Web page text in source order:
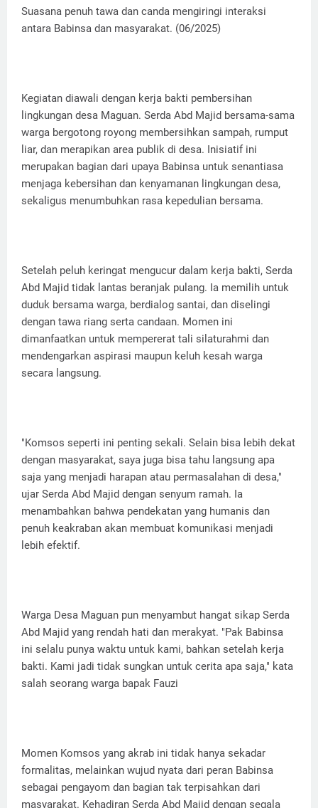
Suasana penuh tawa dan canda mengiringi interaksi
antara Babinsa dan masyarakat. (06/2025)
Kegiatan diawali dengan kerja bakti pembersihan
lingkungan desa Maguan. Serda Abd Majid bersama-sama
warga bergotong royong membersihkan sampah, rumput
liar, dan merapikan area publik di desa. Inisiatif ini
merupakan bagian dari upaya Babinsa untuk senantiasa
menjaga kebersihan dan kenyamanan lingkungan desa,
sekaligus menumbuhkan rasa kepedulian bersama.
Setelah peluh keringat mengucur dalam kerja bakti, Serda
Abd Majid tidak lantas beranjak pulang. Ia memilih untuk
duduk bersama warga, berdialog santai, dan diselingi
dengan tawa riang serta candaan. Momen ini
dimanfaatkan untuk mempererat tali silaturahmi dan
mendengarkan aspirasi maupun keluh kesah warga
secara langsung.
"Komsos seperti ini penting sekali. Selain bisa lebih dekat
dengan masyarakat, saya juga bisa tahu langsung apa
saja yang menjadi harapan atau permasalahan di desa,"
ujar Serda Abd Majid dengan senyum ramah. Ia
menambahkan bahwa pendekatan yang humanis dan
penuh keakraban akan membuat komunikasi menjadi
lebih efektif.
Warga Desa Maguan pun menyambut hangat sikap Serda
Abd Majid yang rendah hati dan merakyat. "Pak Babinsa
ini selalu punya waktu untuk kami, bahkan setelah kerja
bakti. Kami jadi tidak sungkan untuk cerita apa saja," kata
salah seorang warga bapak Fauzi
Momen Komsos yang akrab ini tidak hanya sekadar
formalitas, melainkan wujud nyata dari peran Babinsa
sebagai pengayom dan bagian tak terpisahkan dari
masyarakat. Kehadiran Serda Abd Majid dengan segala